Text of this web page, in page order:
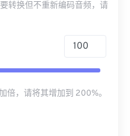
转换但不重新编码音频，请
倍，请将其增加到 200%。